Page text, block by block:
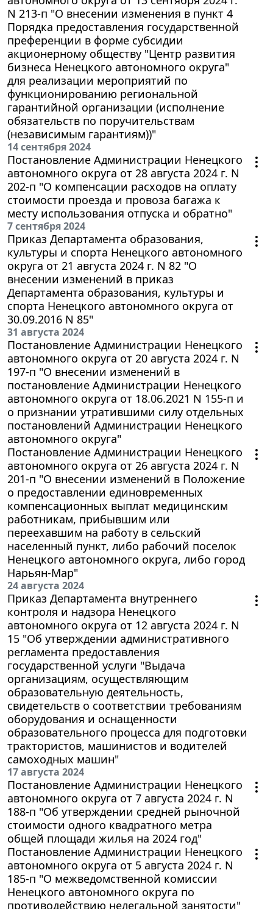
N 213-п "О внесении изменения в пункт 4
Порядка предоставления государственной
преференции в форме субсидии
акционерному обществу "Центр развития
бизнеса Ненецкого автономного округа"
для реализации мероприятий по
функционированию региональной
гарантийной организации (исполнение
обязательств по поручительствам
(независимым гарантиям))"
14 сентября 2024
Постановление Администрации Ненецкого
автономного округа от 28 августа 2024 г. N
202-п "О компенсации расходов на оплату
стоимости проезда и провоза багажа к
месту использования отпуска и обратно"
7 сентября 2024
Приказ Департамента образования,
культуры и спорта Ненецкого автономного
округа от 21 августа 2024 г. N 82 "О
внесении изменений в приказ
Департамента образования, культуры и
спорта Ненецкого автономного округа от
30.09.2016 N 85"
31 августа 2024
Постановление Администрации Ненецкого
автономного округа от 20 августа 2024 г. N
197-п "О внесении изменений в
постановление Администрации Ненецкого
автономного округа от 18.06.2021 N 155-п и
о признании утратившими силу отдельных
постановлений Администрации Ненецкого
автономного округа"
Постановление Администрации Ненецкого
автономного округа от 26 августа 2024 г. N
201-п "О внесении изменений в Положение
о предоставлении единовременных
компенсационных выплат медицинским
работникам, прибывшим или
переехавшим на работу в сельский
населенный пункт, либо рабочий поселок
Ненецкого автономного округа, либо город
Нарьян-Мар"
24 августа 2024
Приказ Департамента внутреннего
контроля и надзора Ненецкого
автономного округа от 12 августа 2024 г. N
15 "Об утверждении административного
регламента предоставления
государственной услуги "Выдача
организациям, осуществляющим
образовательную деятельность,
свидетельств о соответствии требованиям
оборудования и оснащенности
образовательного процесса для подготовки
трактористов, машинистов и водителей
самоходных машин"
17 августа 2024
Постановление Администрации Ненецкого
автономного округа от 7 августа 2024 г. N
188-п "Об утверждении средней рыночной
стоимости одного квадратного метра
общей площади жилья на 2024 год"
Постановление Администрации Ненецкого
автономного округа от 5 августа 2024 г. N
185-п "О межведомственной комиссии
Ненецкого автономного округа по
противодействию нелегальной занятости"